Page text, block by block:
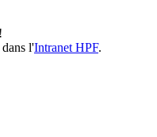
l'Intranet HPF.